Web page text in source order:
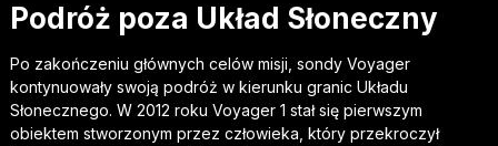
Podróż poza Układ Słoneczny
Po zakończeniu głównych celów misji, sondy Voyager
kontynuowały swoją podróż w kierunku granic Układu
Słonecznego. W 2012 roku Voyager 1 stał się pierwszym
obiektem stworzonym przez człowieka, który przekroczył